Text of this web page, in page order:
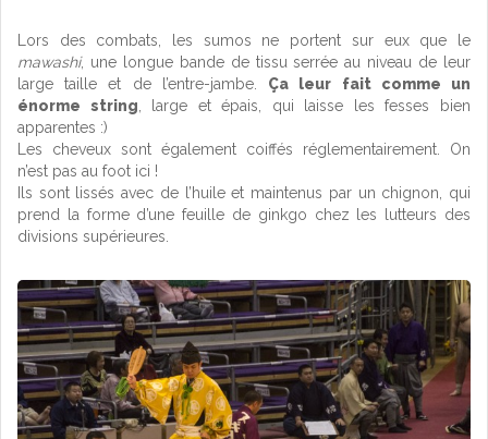
Lors des combats, les sumos ne portent sur eux que le
mawashi, une longue bande de tissu serrée au niveau de leur
large taille et de l’entre-jambe. Ça leur fait comme un
énorme string , large et épais, qui laisse les fesses bien
apparentes :)
Les cheveux sont également coiffés réglementairement. On
n’est pas au foot ici !
Ils sont lissés avec de l’huile et maintenus par un chignon, qui
prend la forme d’une feuille de ginkgo chez les lutteurs des
divisions supérieures.